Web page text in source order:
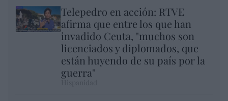
Telepedro en acción: RTVE
afirma que entre los que han
invadido Ceuta, "muchos son
licenciados y diplomados, que
están huyendo de su país por la
guerra"